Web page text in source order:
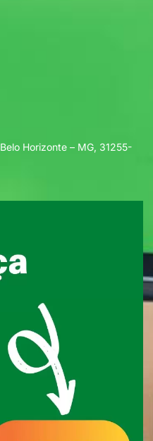
Horizonte – MG, 31255-